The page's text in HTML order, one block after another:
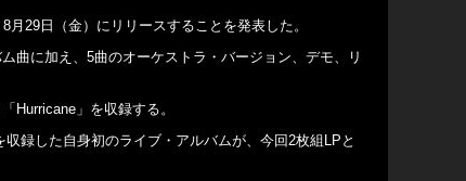
29日（金）にリリースすることを発表した。
曲に加え、5曲のオーケストラ・バージョン、デモ、リ
Hurricane」を収録する。
録した自身初のライブ・アルバムが、今回2枚組LPと